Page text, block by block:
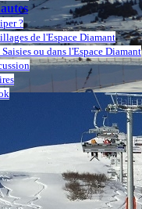
?
de l'Espace Diamant
ou dans l'Espace Diamant